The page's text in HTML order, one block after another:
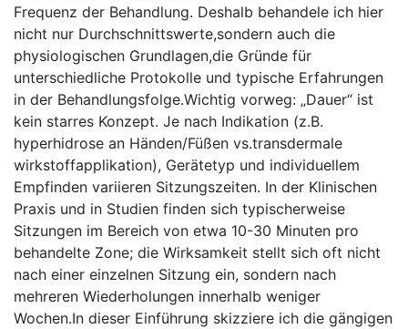
Frequenz der Behandlung. Deshalb behandele ich hier
‌nicht ⁣nur Durchschnittswerte,sondern auch die⁣
physiologischen⁤ Grundlagen,die ​Gründe für⁤
unterschiedliche Protokolle und ⁤typische Erfahrungen ​
in der​ Behandlungsfolge.Wichtig⁣ vorweg:⁢ „Dauer“ ist
⁣kein starres⁢ Konzept. ⁤Je nach Indikation (z.B.
hyperhidrose an Händen/Füßen vs.transdermale
wirkstoffapplikation), Gerätetyp und individuellem
Empfinden variieren Sitzungszeiten. In der Klinischen ​
Praxis und⁤ in ⁣Studien finden sich typischerweise
Sitzungen im⁣ Bereich von etwa 10-30 ​Minuten pro
behandelte Zone; die Wirksamkeit stellt ⁤sich oft nicht​
nach einer einzelnen Sitzung ein,​ sondern nach
mehreren ‌Wiederholungen ⁢innerhalb weniger
Wochen.In dieser Einführung ​skizziere ⁣ich ​die gängigen